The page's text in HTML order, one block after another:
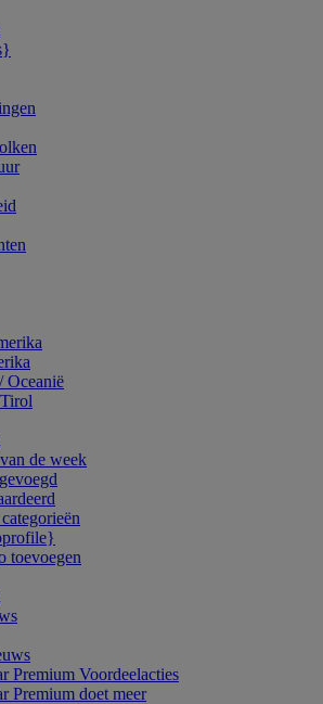
Oceanië
de week
toevoegen
Premium Voordeelacties
Premium doet meer